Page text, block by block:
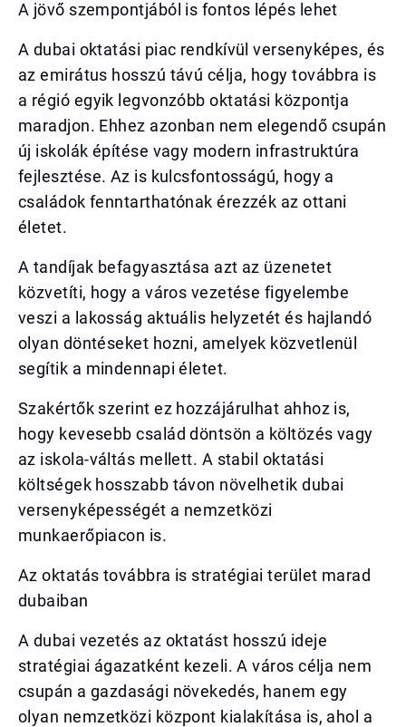
A jövő szempontjából is fontos lépés lehet
A dubai oktatási piac rendkívül versenyképes, és
az emirátus hosszú távú célja, hogy továbbra is
a régió egyik legvonzóbb oktatási központja
maradjon. Ehhez azonban nem elegendő csupán
új iskolák építése vagy modern infrastruktúra
fejlesztése. Az is kulcsfontosságú, hogy a
családok fenntarthatónak érezzék az ottani
életet.
A tandíjak befagyasztása azt az üzenetet
közvetíti, hogy a város vezetése figyelembe
veszi a lakosság aktuális helyzetét és hajlandó
olyan döntéseket hozni, amelyek közvetlenül
segítik a mindennapi életet.
Szakértők szerint ez hozzájárulhat ahhoz is,
hogy kevesebb család döntsön a költözés vagy
az iskola-váltás mellett. A stabil oktatási
költségek hosszabb távon növelhetik dubai
versenyképességét a nemzetközi
munkaerőpiacon is.
Az oktatás továbbra is stratégiai terület marad
dubaiban
A dubai vezetés az oktatást hosszú ideje
stratégiai ágazatként kezeli. A város célja nem
csupán a gazdasági növekedés, hanem egy
olyan nemzetközi központ kialakítása is, ahol a